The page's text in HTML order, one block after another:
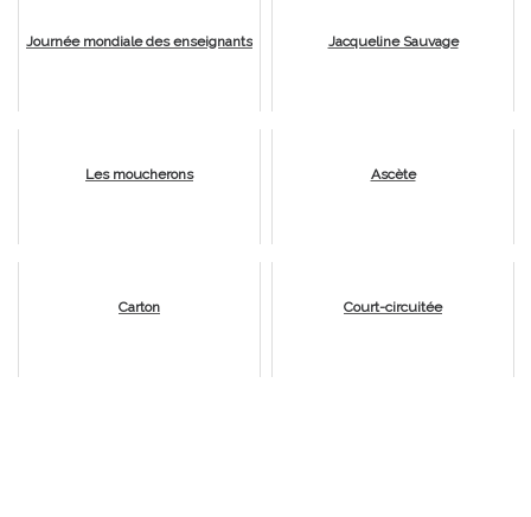
Journée mondiale des enseignants Jacqueline Sauvage
Les moucherons Ascète
Carton Court-circuitée